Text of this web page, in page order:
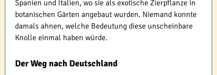
Spanien und Italien, wo sie als exotische Zierpflanze in
botanischen Gärten angebaut wurden. Niemand konnte
damals ahnen, welche Bedeutung diese unscheinbare
Knolle einmal haben würde.
Der Weg nach Deutschland